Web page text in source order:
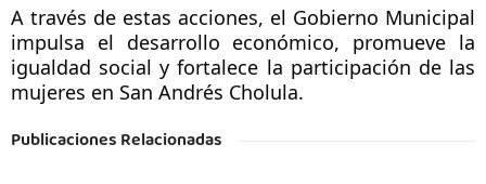
A través de estas acciones, el Gobierno Municipal
impulsa el desarrollo económico, promueve la
igualdad social y fortalece la participación de las
mujeres en San Andrés Cholula.
Publicaciones Relacionadas